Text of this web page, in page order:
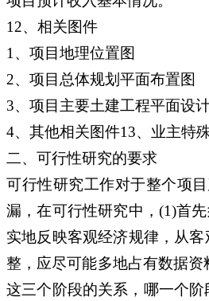
12、相关图件
1、项目地理位置图
2、项目总体规划平面布置图
3、项目主要土建工程平面设
4、其他相关图件13、业主特
二、可行性研究的要求
可行性研究工作对于整个项
漏，在可行性研究中，(1)首
实地反映客观经济规律，从
整，应尽可能多地占有数据
这三个阶段的关系，哪一个